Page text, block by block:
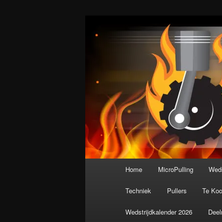
De meest krachtige
Home MicroPulling
Techniek Pullers Te
Wedstrijdkalender 2026